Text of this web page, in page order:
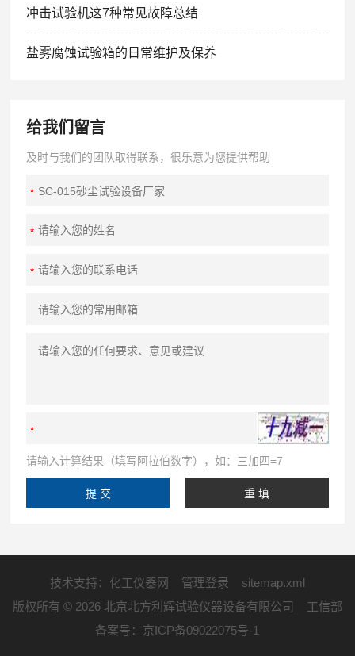
冲击试验机这7种常见故障总结
盐雾腐蚀试验箱的日常维护及保养
给我们留言
及时与我们的团队取得联系，很乐意为您提供帮助
请输入计算结果（填写阿拉伯数字），如：三加四=7
技术支持： 化工仪器网 管理登录
sitemap.xml
版权所有 © 2026 北京北方利辉试验仪器设备有限公司 工信部
备案号： 京ICP备09022075号-1